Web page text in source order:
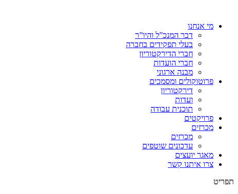
מי אנחנו
דבר המנכ”ל והיו”ר
בעלי תפקידים בחברה
חברי הדירקטוריון
חברי הועדות
מבנה ארגוני
פרוטוקולים ומסמכים
דירקטוריון
ועדות
תוכנית עבודה
פרויקטים
מכרזים
מכרזים
עדכונים שוטפים
מאגר יועצים
צרו איתנו קשר
תפריט